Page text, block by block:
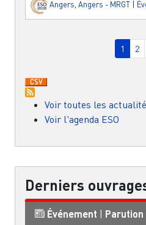
Angers Angers - MRGT
Page
1 2
Voir toutes les
Voir l'agenda ESO
Derniers
Événement | Parution